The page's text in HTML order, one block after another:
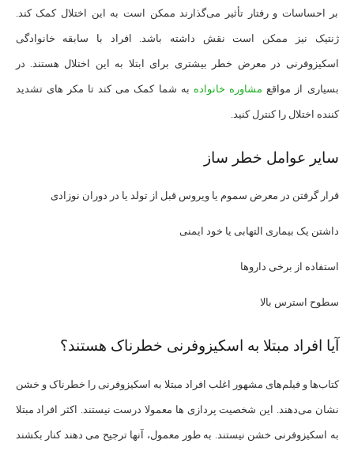
بر احساسات و رفتار تأثیر می‌گذارند ممکن است به این اختلال کمک کند.
ژنتیک نیز ممکن است نقش داشته باشد. افراد با سابقه خانوادگی
اسکیزوفرنی در معرض خطر بیشتری برای ابتلا به این اختلال هستند. در
بسیاری از مواقع مشاوره خانواده به شما کمک می کند تا مکر های تشدید
کننده اختلال را کنترل کنید.
سایر عوامل خطر ساز
قرار گرفتن در معرض سموم یا ویروس قبل از تولد یا در دوران نوزادی
داشتن یک بیماری التهابی یا خود ایمنی
استفاده از برخی داروها
سطوح استرس بالا
آیا افراد مبتلا به اسکیزوفرنی خطرناک هستند؟
کتاب‌ها و فیلم‌های مشهور اغلب افراد مبتلا به اسکیزوفرنی را خطرناک و خشن
نشان می‌دهند. این شخصیت پردازی ها معمولا درست نیستند. اکثر افراد مبتلا
به اسکیزوفرنی خشن نیستند. به طور معمول، آنها ترجیح می دهند کنار بکشند